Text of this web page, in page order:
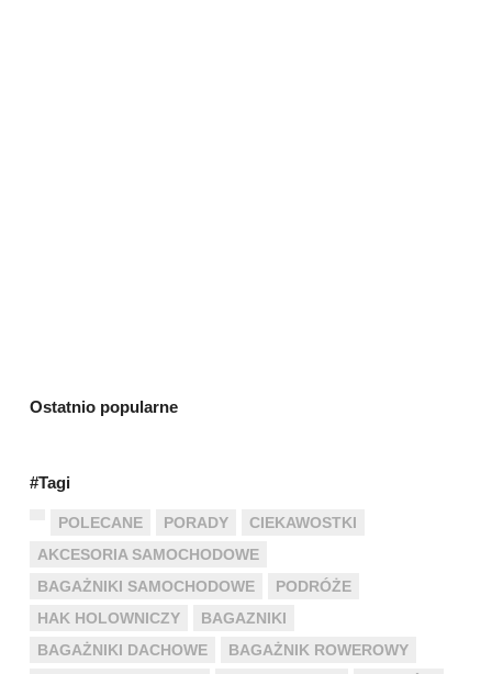
Ostatnio popularne
#Tagi
POLECANE PORADY
CIEKAWOSTKI
AKCESORIA SAMOCHODOWE
BAGAŻNIKI SAMOCHODOWE
PODRÓŻE
HAK HOLOWNICZY
BAGAZNIKI
BAGAŻNIKI DACHOWE
BAGAŻNIK ROWEROWY